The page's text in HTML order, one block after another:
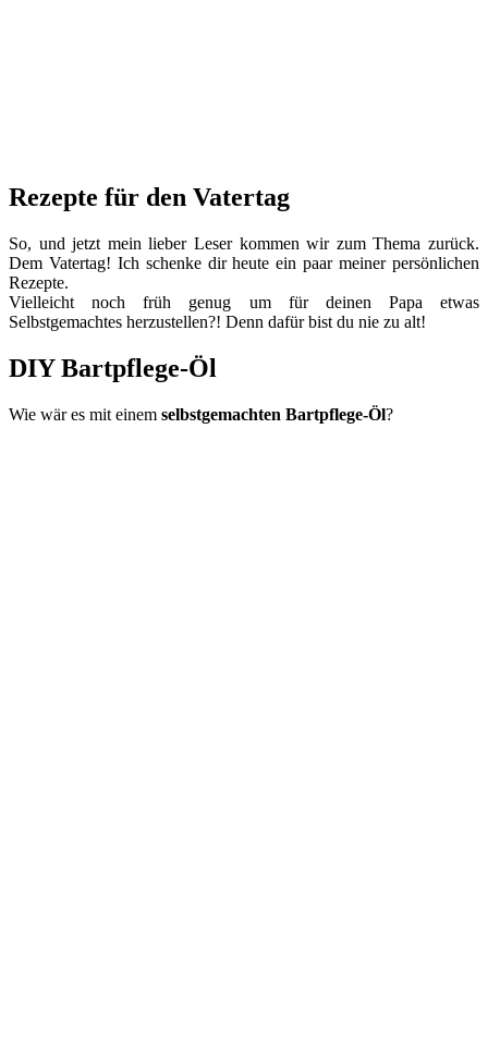
Rezepte für den Vatertag
So, und jetzt mein lieber Leser kommen wir zum Thema zurück.
Dem Vatertag! Ich schenke dir heute ein paar meiner persönlichen
Rezepte.
Vielleicht noch früh genug um für deinen Papa etwas
Selbstgemachtes herzustellen?! Denn dafür bist du nie zu alt!
DIY Bartpflege-Öl
Wie wär es mit einem selbstgemachten Bartpflege-Öl?